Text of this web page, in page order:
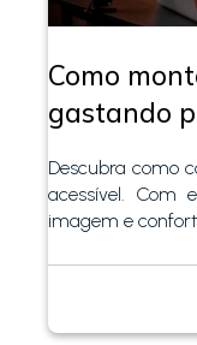
Como
gastando
Descubra como
acessível. Com
imagem e